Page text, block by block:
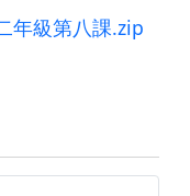
年級第八課.zip